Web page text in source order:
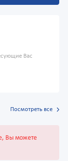
Вас
Посмотреть все
Вы можете